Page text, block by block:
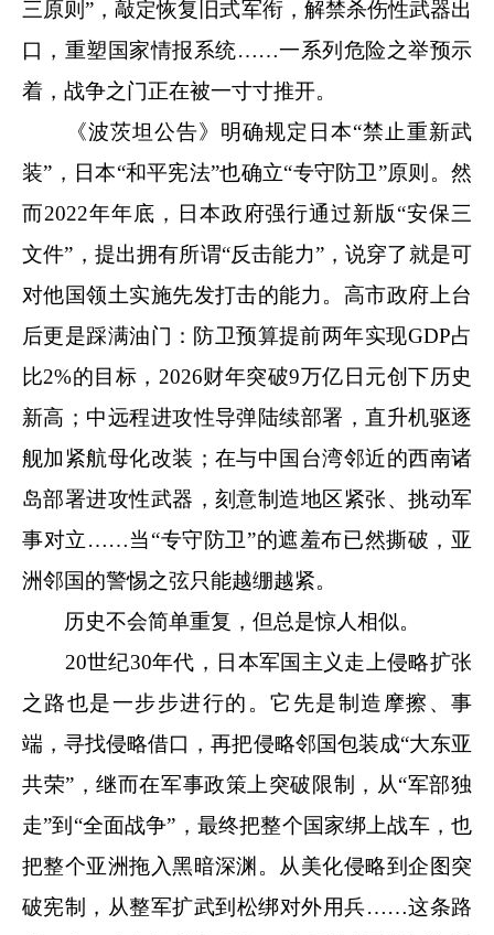
三原则”，敲定恢复旧式军衔，解禁杀伤性武器出
口，重塑国家情报系统……一系列危险之举预示
着，战争之门正在被一寸寸推开。
《波茨坦公告》明确规定日本“禁止重新武
装”，日本“和平宪法”也确立“专守防卫”原则。然
而2022年年底，日本政府强行通过新版“安保三
文件”，提出拥有所谓“反击能力”，说穿了就是可
对他国领土实施先发打击的能力。高市政府上台
后更是踩满油门：防卫预算提前两年实现GDP占
比2%的目标，2026财年突破9万亿日元创下历史
新高；中远程进攻性导弹陆续部署，直升机驱逐
舰加紧航母化改装；在与中国台湾邻近的西南诸
岛部署进攻性武器，刻意制造地区紧张、挑动军
事对立……当“专守防卫”的遮羞布已然撕破，亚
洲邻国的警惕之弦只能越绷越紧。
历史不会简单重复，但总是惊人相似。
20世纪30年代，日本军国主义走上侵略扩张
之路也是一步步进行的。它先是制造摩擦、事
端，寻找侵略借口，再把侵略邻国包装成“大东亚
共荣”，继而在军事政策上突破限制，从“军部独
走”到“全面战争”，最终把整个国家绑上战车，也
把整个亚洲拖入黑暗深渊。从美化侵略到企图突
破宪制，从整军扩武到松绑对外用兵……这条路